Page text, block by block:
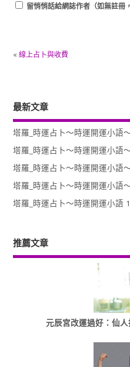
留悄悄話給網誌作者（如無註冊
« 線上占卜與收費
最新文章
塔羅_時運占卜～時運開運小語
塔羅_時運占卜～時運開運小語
塔羅_時運占卜～時運開運小語
塔羅_時運占卜～時運開運小語
塔羅_時運占卜～時運開運小語
推薦文章
元辰宮改運過好：仙